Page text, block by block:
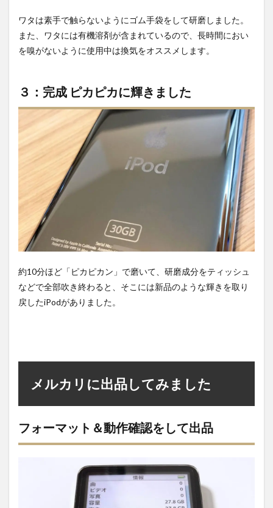
ワタは素手で触らないようにゴム手袋をして研磨しました。
また、ワタには有機溶剤が含まれているので、長時間におい
を嗅がないように使用中は換気をオススメします。
３：完成 ピカピカに輝きました
約10分ほど「ピカピカン」で磨いて、研磨成分をティッシュ
などで全部吹き終わると、そこには新品のような輝きを取り
戻したiPodがありました。
メルカリに出品してみました
フォーマット＆動作確認をして出品